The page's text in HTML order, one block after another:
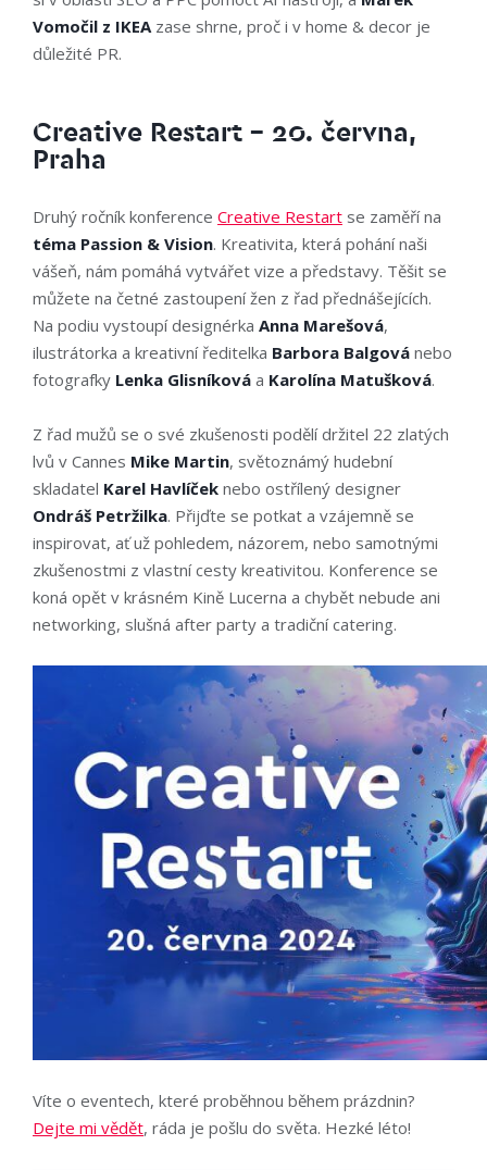
Vomočil z IKEAzase shrne, proč i v home & decor je
důležité PR.
Creative Restart – 20. června,
Praha
Druhý ročník konference Creative Restart se zaměří na
téma Passion & Vision. Kreativita, která pohání naši
vášeň, nám pomáhá vytvářet vize a představy. Těšit se
můžete na četné zastoupení žen z řad přednášejících.
Na podiu vystoupí designérka Anna Marešová,
ilustrátorka a kreativní ředitelka Barbora Balgová nebo
fotografky Lenka Glisníková a Karolína Matušková.
Z řad mužů se o své zkušenosti podělí držitel 22 zlatých
lvů v Cannes Mike Martin, světoznámý hudební
skladatel Karel Havlíček nebo ostřílený designer
Ondráš Petržilka. Přijďte se potkat a vzájemně se
inspirovat, ať už pohledem, názorem, nebo samotnými
zkušenostmi z vlastní cesty kreativitou. Konference se
koná opět v krásném Kině Lucerna a chybět nebude ani
networking, slušná after party a tradiční catering.
Víte o eventech, které proběhnou během prázdnin?
Dejte mi vědět, ráda je pošlu do světa. Hezké léto!